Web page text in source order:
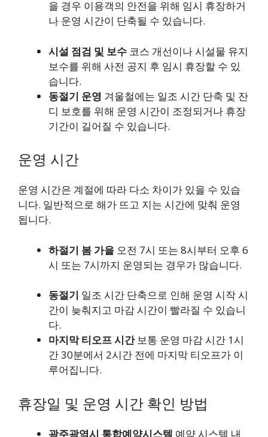
을 경우 이용객의 안전을 위해 임시 휴장하거
나 운영 시간이 단축될 수 있습니다.
시설 점검 및 보수 코스 개선이나 시설물 유지
보수를 위해 사전 공지 후 임시 휴장할 수 있
습니다.
동절기 운영 겨울철에는 일조 시간 단축 및 잔
디 보호를 위해 운영 시간이 조정되거나 휴장
기간이 길어질 수 있습니다.
운영 시간
운영 시간은 계절에 따라 다소 차이가 있을 수 있습
니다. 일반적으로 해가 뜨고 지는 시간에 맞춰 운영
됩니다.
하절기 봄 가을 오전 7시 또는 8시부터 오후 6
시 또는 7시까지 운영되는 경우가 많습니다.
동절기 일조 시간 단축으로 인해 운영 시작 시
간이 늦춰지고 마감 시간이 빨라질 수 있습니
다.
마지막 티오프 시간보통 운영 마감 시간 1시
간 30분에서 2시간 전에 마지막 티오프가 이
루어집니다.
휴장일 및 운영 시간 확인 방법
광주광역시 통합예약시스템 예약 시스템 내